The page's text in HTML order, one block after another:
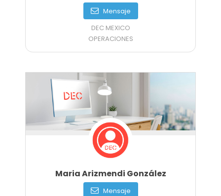
Mensaje
DEC MEXICO
OPERACIONES
Maria Arizmendi González
Mensaje